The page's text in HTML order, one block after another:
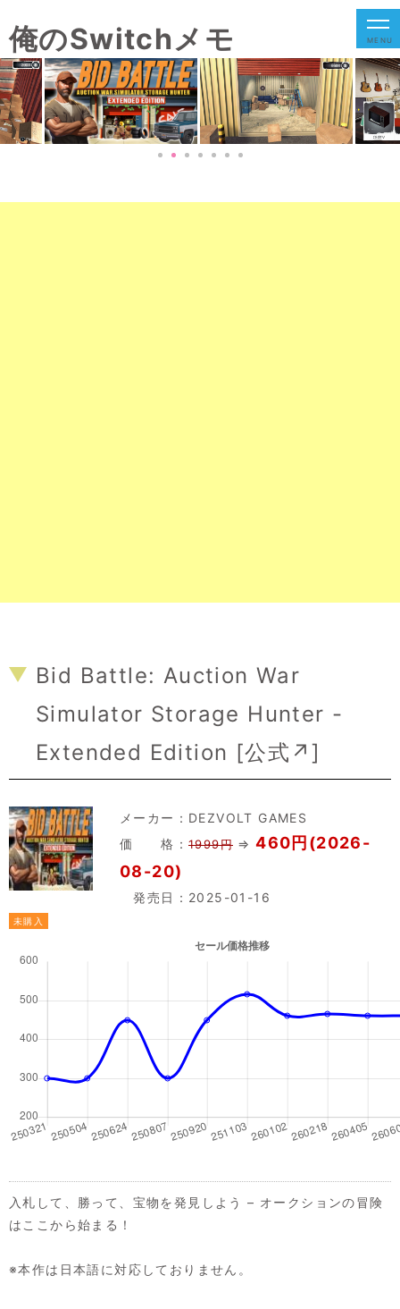
俺のSwitchメモ MENU
Bid Battle: Auction War
Simulator Storage Hunter -
Extended Edition [公式↗]
メーカー： DEZVOLT GAMES
価 格： 1999円 ⇒460円(2026-
08-20)
発売日：2025-01-16
未購入
入札して、勝って、宝物を発見しよう – オークションの冒険
はここから始まる！
※本作は日本語に対応しておりません。